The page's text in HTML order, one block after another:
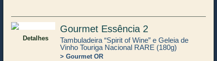
Detalhes
Gourmet Essência 2
Tambuladeira “Spirit of Wine” e Geleia de
Vinho Touriga Nacional RARE (180g)
Gourmet OR